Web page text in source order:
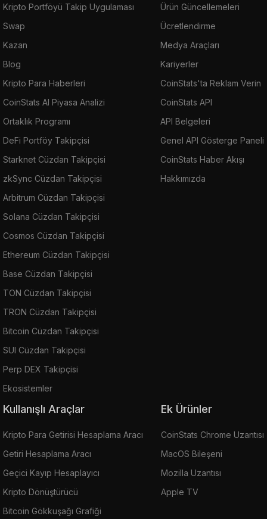
Kripto Portföyü Takip Uygulaması
Swap
Kazan
Blog
Kripto Para Haberleri
CoinStats AI Piyasa Analizi
Ortaklık Programı
DeFi Portföy Takipçisi
Starknet Cüzdan Takipçisi
zkSync Cüzdan Takipçisi
Arbitrum Cüzdan Takipçisi
Solana Cüzdan Takipçisi
Cosmos Cüzdan Takipçisi
Ethereum Cüzdan Takipçisi
Base Cüzdan Takipçisi
TON Cüzdan Takipçisi
TRON Cüzdan Takipçisi
Bitcoin Cüzdan Takipçisi
SUI Cüzdan Takipçisi
Perp DEX Takipçisi
Ekosistemler
Ürün Güncellemeleri
Ücretlendirme
Medya Araçları
Kariyerler
CoinStats'ta Reklam Verin
CoinStats API
API Belgeleri
Genel API Gösterge Paneli
CoinStats Haber Akışı
Hakkımızda
Kullanışlı Araçlar
Kripto Para Getirisi Hesaplama Aracı
Getiri Hesaplama Aracı
Geçici Kayıp Hesaplayıcı
Kripto Dönüştürücü
Bitcoin Gökkuşağı Grafiği
Ek Ürünler
CoinStats Chrome Uzantısı
MacOS Bileşeni
Mozilla Uzantısı
Apple TV